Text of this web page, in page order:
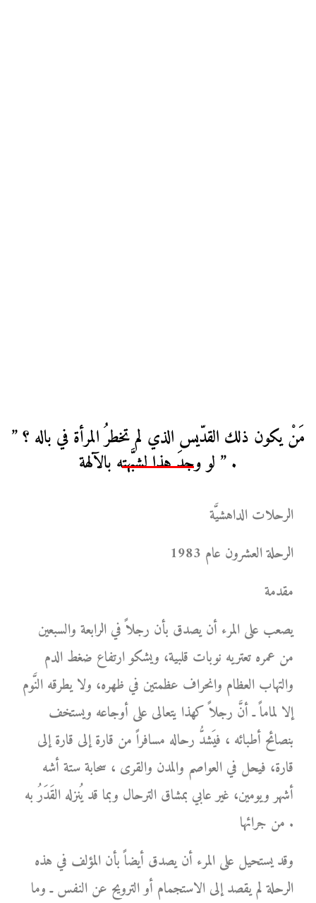
مَنْ يكون ذلك القدّيس الذي لم تخطرُ المرأة في باله ؟ ”
لو وجدَ هذا لشبَّهته بالآلهة ” .
الرحلات الداهشيَّة
الرحلة العشرون عام 1983
مقدمة
يصعب على المرء أن يصدق بأن رجلاً في الرابعة والسبعين
من عمره تعتريه نوبات قلبية، ويشكو ارتفاع ضغط الدم
والتهاب العظام وانحراف عظمتين في ظهره، ولا يطرقه النَّوم
إلا لماماً ـ أنَّ رجلاً كهذا يتعالى على أوجاعه ويستخف
بنصائح أطبائه ، فيَشدُّ رحاله مسافراً من قارة إلى قارة إلى
قارة، فيحل في العواصم والمدن والقرى ، سحابة ستة أشه
أشهر ويومين، غير عابي بمشاق الترحال وبما قد يُنزله القَدَرُ به
من جرائها .
وقد يستحيل على المرء أن يصدق أيضاً بأن المؤلف في هذه
الرحلة لم يقصد إلى الاستجمام أو الترويح عن النفس ـ وما